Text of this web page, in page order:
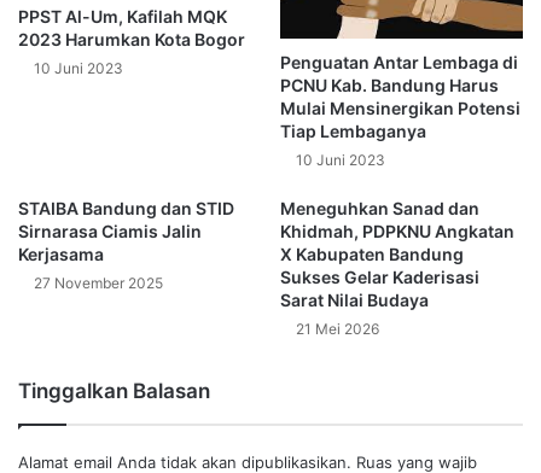
PPST Al-Um, Kafilah MQK
2023 Harumkan Kota Bogor
10 Juni 2023
Penguatan Antar Lembaga di
PCNU Kab. Bandung Harus
Mulai Mensinergikan Potensi
Tiap Lembaganya
10 Juni 2023
STAIBA Bandung dan STID
Sirnarasa Ciamis Jalin
Kerjasama
27 November 2025
Meneguhkan Sanad dan
Khidmah, PDPKNU Angkatan
X Kabupaten Bandung
Sukses Gelar Kaderisasi
Sarat Nilai Budaya
21 Mei 2026
Tinggalkan Balasan
Alamat email Anda tidak akan dipublikasikan. Ruas yang wajib